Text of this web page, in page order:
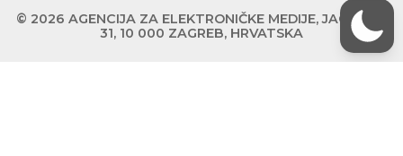
© 2026 AGENCIJA ZA ELEKTRONIČKE MEDIJE, JAGIĆEVA
31, 10 000 ZAGREB, HRVATSKA